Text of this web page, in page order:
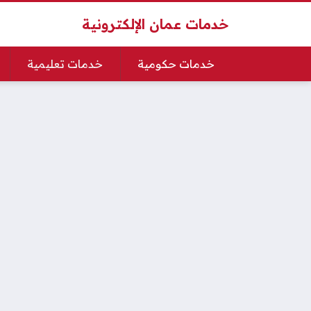
خدمات عمان الإلكترونية
خدمات حكومية خدمات تعليمية